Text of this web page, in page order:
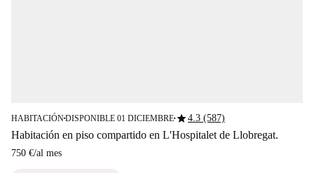
HABITACIÓN■DISPONIBLE 01 DICIEMBRE■star4.3 (587)
Habitación en piso compartido en L'Hospitalet de Llobregat.
750 €/al mes